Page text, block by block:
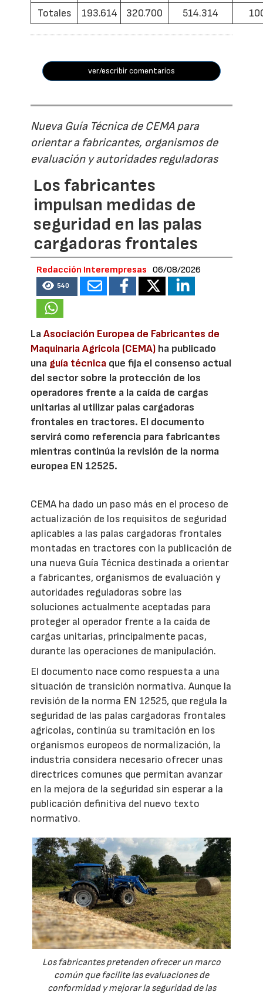
Totales 193.614 320.700 514.314
ver/escribir comentarios
Nueva Guía Técnica de CEMA para
orientar a fabricantes, organismos de
evaluación y autoridades reguladoras
Los fabricantes
impulsan medidas de
seguridad en las palas
cargadoras frontales
Redacción Interempresas 06/08/2026
540
LaAsociación Europea de Fabricantes de
Maquinaria Agrícola (CEMA) ha publicado
una guía técnica que fija el consenso actual
del sector sobre la protección de los
operadores frente a la caída de cargas
unitarias al utilizar palas cargadoras
frontales en tractores. El documento
servirá como referencia para fabricantes
mientras continúa la revisión de la norma
europea EN 12525.
CEMA ha dado un paso más en el proceso de
actualización de los requisitos de seguridad
aplicables a las palas cargadoras frontales
montadas en tractores con la publicación de
una nueva Guía Técnica destinada a orientar
a fabricantes, organismos de evaluación y
autoridades reguladoras sobre las
soluciones actualmente aceptadas para
proteger al operador frente a la caída de
cargas unitarias, principalmente pacas,
durante las operaciones de manipulación.
El documento nace como respuesta a una
situación de transición normativa. Aunque la
revisión de la norma EN 12525, que regula la
seguridad de las palas cargadoras frontales
agrícolas, continúa su tramitación en los
organismos europeos de normalización, la
industria considera necesario ofrecer unas
directrices comunes que permitan avanzar
en la mejora de la seguridad sin esperar a la
publicación definitiva del nuevo texto
normativo.
Los fabricantes pretenden ofrecer un marco
común que facilite las evaluaciones de
conformidad y mejorar la seguridad de las